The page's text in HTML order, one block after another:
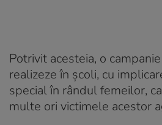
Potrivit acesteia, o
realizeze în școli, cu
special în rândul femeilor,
multe ori victimele acestor